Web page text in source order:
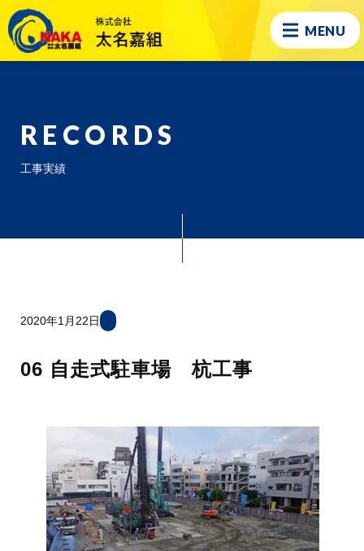
MENU
RECORDS
工事実績
2020年1月22日
06 自走式駐車場 杭工事